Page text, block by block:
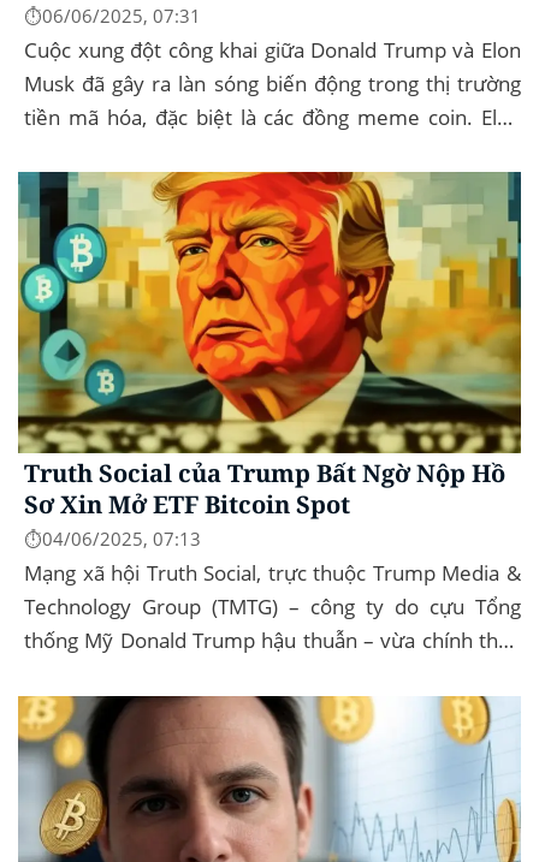
⏱️06/06/2025, 07:31
Cuộc xung đột công khai giữa Donald Trump và Elon
Musk đã gây ra làn sóng biến động trong thị trường
tiền mã hóa, đặc biệt là các đồng meme coin. Elon
Government...
Truth Social của Trump Bất Ngờ Nộp Hồ
Sơ Xin Mở ETF Bitcoin Spot
⏱️04/06/2025, 07:13
Mạng xã hội Truth Social, trực thuộc Trump Media &
Technology Group (TMTG) – công ty do cựu Tổng
thống Mỹ Donald Trump hậu thuẫn – vừa chính thức